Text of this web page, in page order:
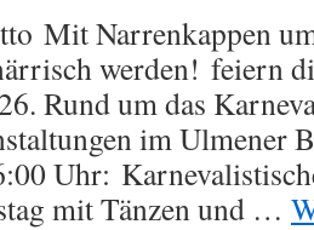
I.
Mit Narrenkappen
werden! feiern
Rund um das
im Ulmener
Uhr:
mit Tänzen und …